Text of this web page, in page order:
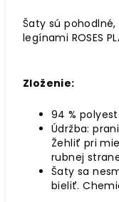
Šaty sú
legínami ROSES
Zloženie:
94 %
Údržba:
Žehliť pri
rubnej
Šaty sa
bieliť.